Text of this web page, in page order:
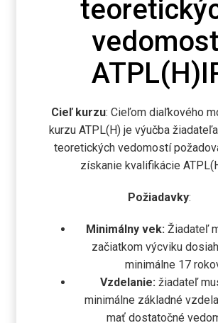
Cieľ kurzu: Cieľom diaľkového
kurzu ATPL(H) je výučba
teoretických vedomostí
získanie kvalifikácie
Požiadavky:
Minimálny vek:Žiadateľ
začiatkom výcviku
minimálne 17
Vzdelanie:žiadateľ
minimálne základné
mať dostatočné